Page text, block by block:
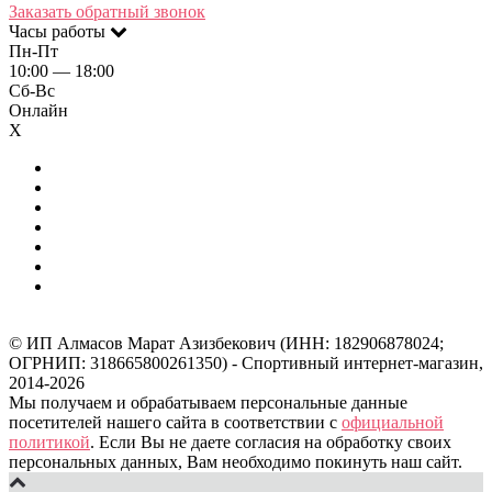
Заказать обратный звонок
Часы работы
Пн-Пт
10:00 — 18:00
Сб-Вс
Онлайн
X
© ИП Алмасов Марат Азизбекович (ИНН: 182906878024;
ОГРНИП: 318665800261350) - Спортивный интернет-магазин,
2014-2026
Мы получаем и обрабатываем персональные данные
посетителей нашего сайта в соответствии с официальной
политикой. Если Вы не даете согласия на обработку своих
персональных данных, Вам необходимо покинуть наш сайт.